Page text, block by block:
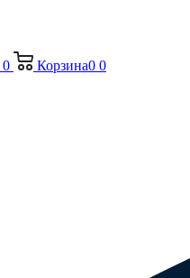
0 Корзина0 0